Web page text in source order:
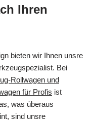
Ihren
bieten wir Ihnen unsre
Bei
Rollwagen und
für Profis ist
was überaus
sind unsre